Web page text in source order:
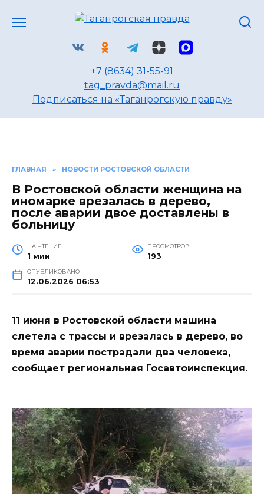
+7 (8634) 31-55-91
tag_pravda@mail.ru
Подписаться на «Таганрогскую правду»
ГЛАВНАЯ » НОВОСТИ РОСТОВСКОЙ ОБЛАСТИ
В Ростовской области женщина на
иномарке врезалась в дерево,
после аварии двое доставлены в
больницу
НА ЧТЕНИЕ
1 мин
ПРОСМОТРОВ
193
ОПУБЛИКОВАНО
12.06.2026 06:53
11 июня в Ростовской области машина
слетела с трассы и врезалась в дерево, во
время аварии пострадали два человека,
сообщает региональная Госавтоинспекция.